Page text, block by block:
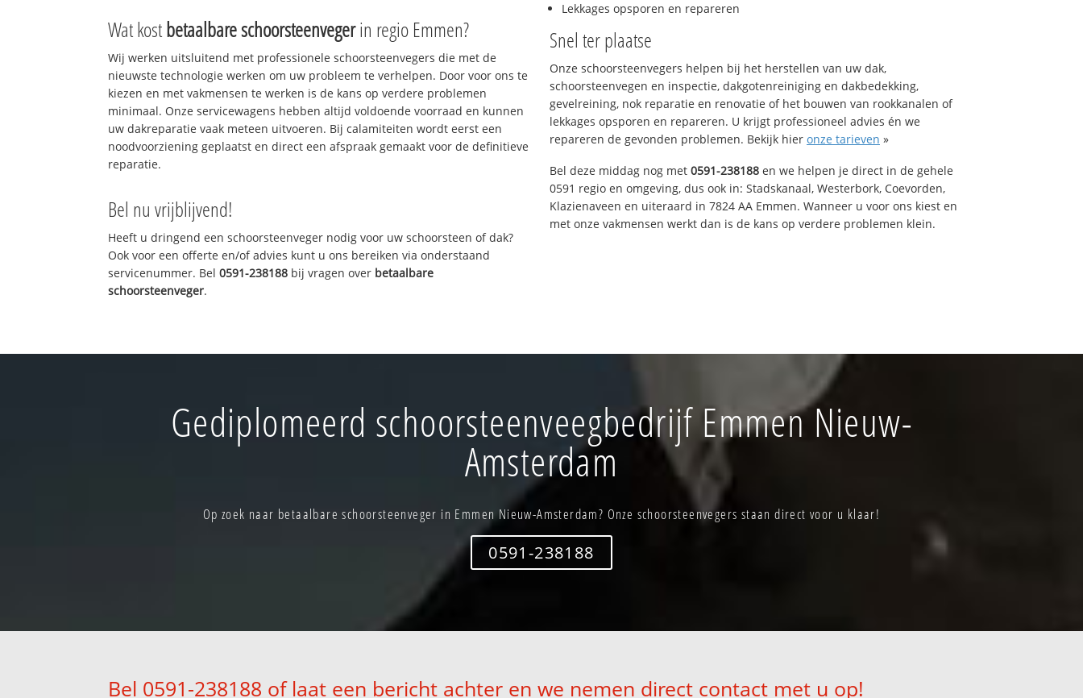
Wat kostbetaalbare schoorsteenvegerin regio Emmen?
Wij werken uitsluitend met professionele schoorsteenvegers die met de
nieuwste technologie werken om uw probleem te verhelpen. Door voor ons te
kiezen en met vakmensen te werken is de kans op verdere problemen
minimaal. Onze servicewagens hebben altijd voldoende voorraad en kunnen
uw dakreparatie vaak meteen uitvoeren. Bij calamiteiten wordt eerst een
noodvoorziening geplaatst en direct een afspraak gemaakt voor de definitieve
reparatie.
Bel nu vrijblijvend!
Heeft u dringend een schoorsteenveger nodig voor uw schoorsteen of dak?
Ook voor een offerte en/of advies kunt u ons bereiken via onderstaand
servicenummer. Bel0591-238188 bij vragen over betaalbare
schoorsteenveger.
Lekkages opsporen en repareren
Snel ter plaatse
Onze schoorsteenvegers helpen bij het herstellen van uw dak,
schoorsteenvegen en inspectie, dakgotenreiniging en dakbedekking,
gevelreining, nok reparatie en renovatie of het bouwen van rookkanalen of
lekkages opsporen en repareren. U krijgt professioneel advies én we
repareren de gevonden problemen. Bekijk hier onze tarieven »
Bel deze middag nog met 0591-238188 en we helpen je direct in de gehele
0591 regio en omgeving, dus ook in: Stadskanaal, Westerbork, Coevorden,
Klazienaveen en uiteraard in 7824 AA Emmen. Wanneer u voor ons kiest en
met onze vakmensen werkt dan is de kans op verdere problemen klein.
Gediplomeerd schoorsteenveegbedrijf Emmen Nieuw-
Amsterdam
Op zoek naar betaalbare schoorsteenveger in Emmen Nieuw-Amsterdam? Onze schoorsteenvegers staan direct voor u klaar!
0591-238188
Bel 0591-238188 of laat een bericht achter en we nemen direct contact met u op!